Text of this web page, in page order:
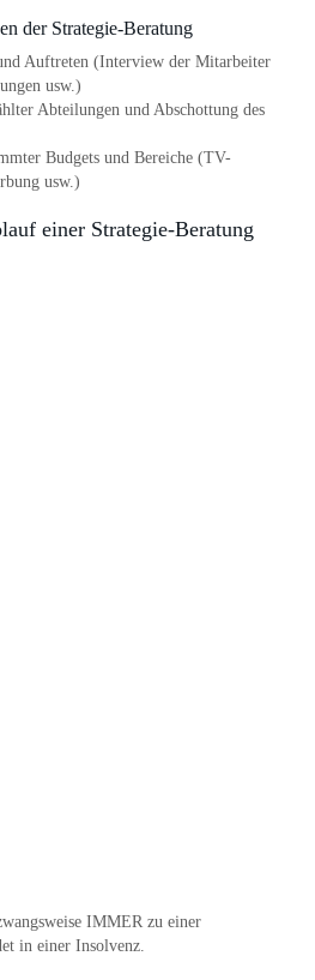
der Strategie-Beratung
Auftreten (Interview der Mitarbeiter
usw.)
Abteilungen und Abschottung des
Budgets und Bereiche (TV-
usw.)
einer Strategie-Beratung
IMMER zu einer
in einer Insolvenz.